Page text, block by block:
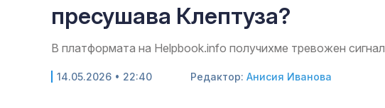
пресушава Клептуза?
В платформата на Helpbook.info получихме тревожен сигнал
14.05.2026 • 22:40 Редактор: Анисия Иванова